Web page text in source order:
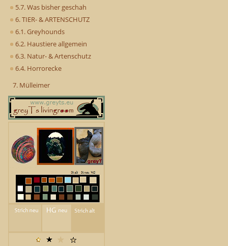
5.7. Was bisher geschah
6. TIER- & ARTENSCHUTZ
6.1. Greyhounds
6.2. Haustiere allgemein
6.3. Natur- & Artenschutz
6.4. Horrorecke
7. Mülleimer